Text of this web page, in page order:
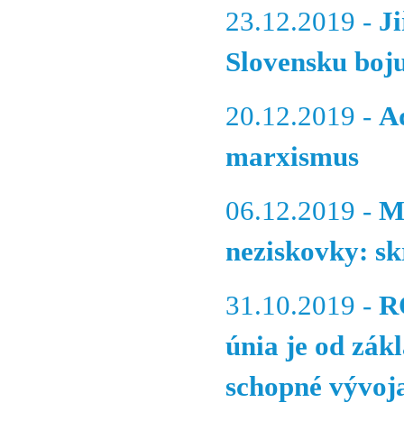
23.12.2019 -
Slovensku
20.12.2019 -
marxismus
06.12.2019 -
neziskovky:
31.10.2019 -
únia je od
schopné